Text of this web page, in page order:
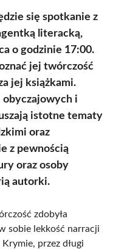
się spotkanie z
literacką,
o godzinie 17:00.
jej twórczość
jej książkami.
obyczajowych i
istotne tematy
oraz
z pewnością
oraz osoby
autorki.
zdobyła
sobie lekkość narracji
przez długi